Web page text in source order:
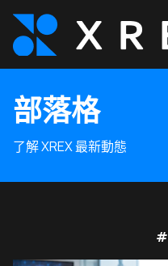
部落格
了解 XREX 最新動態
#